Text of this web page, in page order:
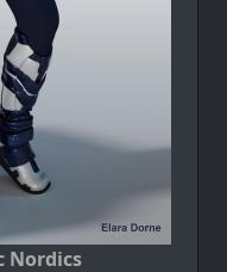
Nordics